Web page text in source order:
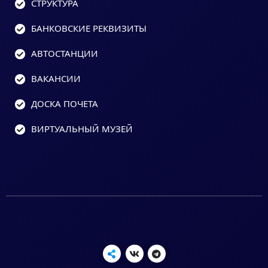
СТРУКТУРА
БАНКОВСКИЕ РЕКВИЗИТЫ
АВТОСТАНЦИИ
ВАКАНСИИ
ДОСКА ПОЧЕТА
ВИРТУАЛЬНЫЙ МУЗЕЙ